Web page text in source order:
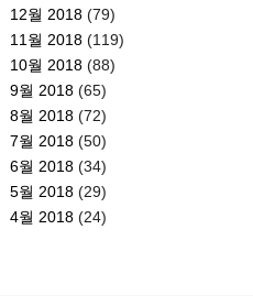
12월 2018(79)
11월 2018(119)
10월 2018(88)
9월 2018(65)
8월 2018(72)
7월 2018(50)
6월 2018(34)
5월 2018(29)
4월 2018(24)